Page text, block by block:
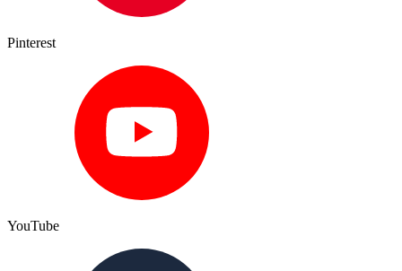
Pinterest
YouTube